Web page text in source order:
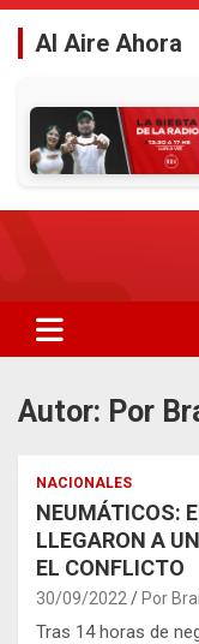
Saltar
contenido
Al Aire Ahora
Autor: Por
NACIONALES
NEUMÁTICOS:
LLEGARON A
EL CONFLICTO
30/09/2022 Por
Tras 14 horas de